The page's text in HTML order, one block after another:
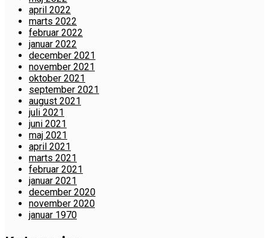
april 2022
marts 2022
februar 2022
januar 2022
december 2021
november 2021
oktober 2021
september 2021
august 2021
juli 2021
juni 2021
maj 2021
april 2021
marts 2021
februar 2021
januar 2021
december 2020
november 2020
januar 1970